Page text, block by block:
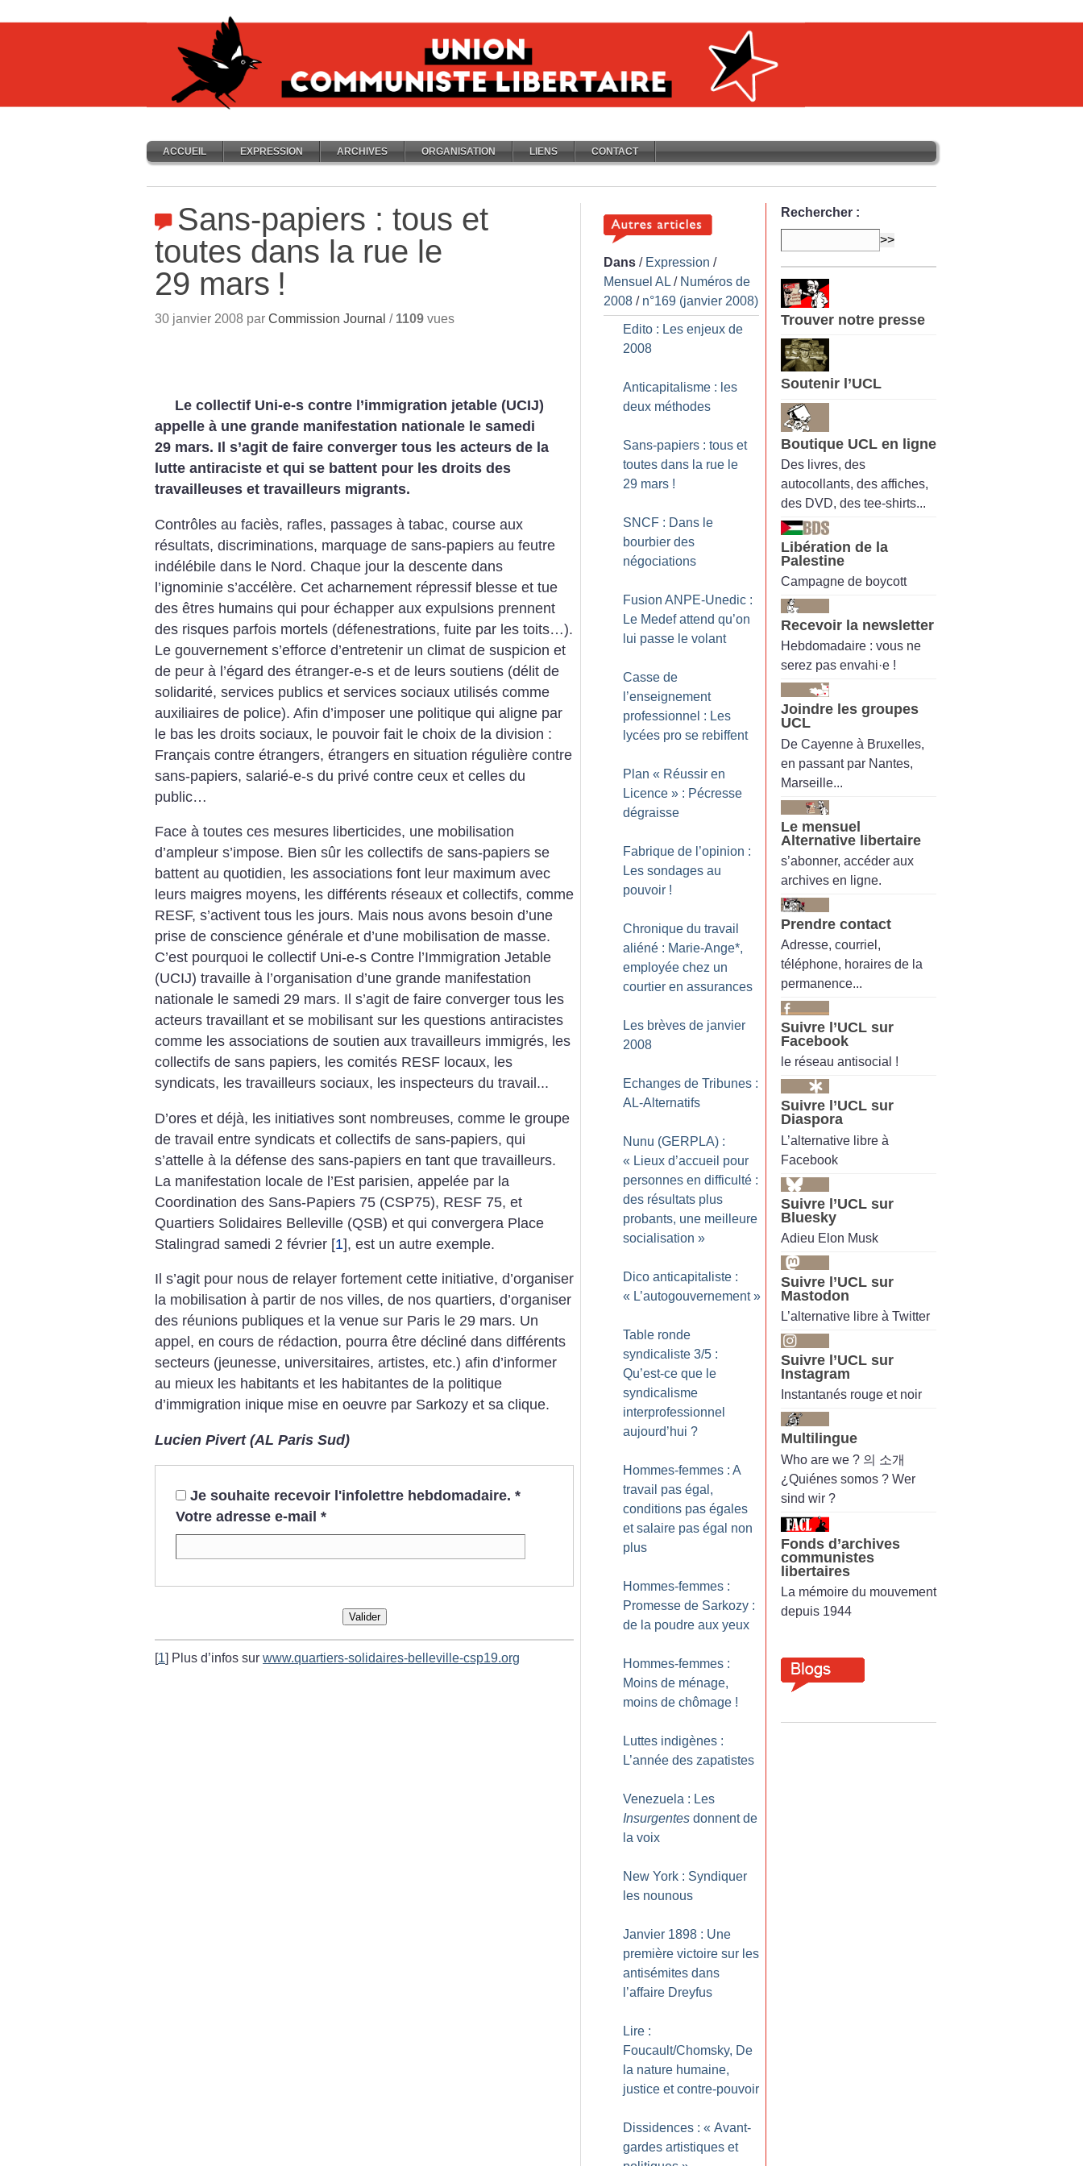
ACCUEIL EXPRESSION ARCHIVES ORGANISATION LIENS CONTACT
Sans-papiers : tous et
toutes dans la rue le
29 mars !
30 janvier 2008 par Commission Journal / 1109 vues
Le collectif Uni-e-s contre l’immigration jetable (UCIJ)
appelle à une grande manifestation nationale le samedi
29 mars. Il s’agit de faire converger tous les acteurs de la
lutte antiraciste et qui se battent pour les droits des
travailleuses et travailleurs migrants.
Contrôles au faciès, rafles, passages à tabac, course aux
résultats, discriminations, marquage de sans-papiers au feutre
indélébile dans le Nord. Chaque jour la descente dans
l’ignominie s’accélère. Cet acharnement répressif blesse et tue
des êtres humains qui pour échapper aux expulsions prennent
des risques parfois mortels (défenestrations, fuite par les toits…).
Le gouvernement s’efforce d’entretenir un climat de suspicion et
de peur à l’égard des étranger-e-s et de leurs soutiens (délit de
solidarité, services publics et services sociaux utilisés comme
auxiliaires de police). Afin d’imposer une politique qui aligne par
le bas les droits sociaux, le pouvoir fait le choix de la division :
Français contre étrangers, étrangers en situation régulière contre
sans-papiers, salarié-e-s du privé contre ceux et celles du
public…
Face à toutes ces mesures liberticides, une mobilisation
d’ampleur s’impose. Bien sûr les collectifs de sans-papiers se
battent au quotidien, les associations font leur maximum avec
leurs maigres moyens, les différents réseaux et collectifs, comme
RESF, s’activent tous les jours. Mais nous avons besoin d’une
prise de conscience générale et d’une mobilisation de masse.
C’est pourquoi le collectif Uni-e-s Contre l’Immigration Jetable
(UCIJ) travaille à l’organisation d’une grande manifestation
nationale le samedi 29 mars. Il s’agit de faire converger tous les
acteurs travaillant et se mobilisant sur les questions antiracistes
comme les associations de soutien aux travailleurs immigrés, les
collectifs de sans papiers, les comités RESF locaux, les
syndicats, les travailleurs sociaux, les inspecteurs du travail...
D’ores et déjà, les initiatives sont nombreuses, comme le groupe
de travail entre syndicats et collectifs de sans-papiers, qui
s’attelle à la défense des sans-papiers en tant que travailleurs.
La manifestation locale de l’Est parisien, appelée par la
Coordination des Sans-Papiers 75 (CSP75), RESF 75, et
Quartiers Solidaires Belleville (QSB) et qui convergera Place
Stalingrad samedi 2 février [1], est un autre exemple.
Il s’agit pour nous de relayer fortement cette initiative, d’organiser
la mobilisation à partir de nos villes, de nos quartiers, d’organiser
des réunions publiques et la venue sur Paris le 29 mars. Un
appel, en cours de rédaction, pourra être décliné dans différents
secteurs (jeunesse, universitaires, artistes, etc.) afin d’informer
au mieux les habitants et les habitantes de la politique
d’immigration inique mise en oeuvre par Sarkozy et sa clique.
Lucien Pivert (AL Paris Sud)
Je souhaite recevoir l'infolettre hebdomadaire. *
Votre adresse e-mail *
Valider
[1] Plus d’infos sur www.quartiers-solidaires-belleville-csp19.org
Dans / Expression /
Mensuel AL / Numéros de
2008 / n°169 (janvier 2008)
Edito : Les enjeux de
2008
Anticapitalisme : les
deux méthodes
Sans-papiers : tous et
toutes dans la rue le
29 mars !
SNCF : Dans le
bourbier des
négociations
Fusion ANPE-Unedic :
Le Medef attend qu’on
lui passe le volant
Casse de
l’enseignement
professionnel : Les
lycées pro se rebiffent
Plan « Réussir en
Licence » : Pécresse
dégraisse
Fabrique de l’opinion :
Les sondages au
pouvoir !
Chronique du travail
aliéné : Marie-Ange*,
employée chez un
courtier en assurances
Les brèves de janvier
2008
Echanges de Tribunes :
AL-Alternatifs
Nunu (GERPLA) :
« Lieux d’accueil pour
personnes en difficulté :
des résultats plus
probants, une meilleure
socialisation »
Dico anticapitaliste :
« L’autogouvernement »
Table ronde
syndicaliste 3/5 :
Qu’est-ce que le
syndicalisme
interprofessionnel
aujourd’hui ?
Hommes-femmes : A
travail pas égal,
conditions pas égales
et salaire pas égal non
plus
Hommes-femmes :
Promesse de Sarkozy :
de la poudre aux yeux
Hommes-femmes :
Moins de ménage,
moins de chômage !
Luttes indigènes :
L’année des zapatistes
Venezuela : Les
Insurgentes donnent de
la voix
New York : Syndiquer
les nounous
Janvier 1898 : Une
première victoire sur les
antisémites dans
l’affaire Dreyfus
Lire :
Foucault/Chomsky, De
la nature humaine,
justice et contre-pouvoir
Dissidences : « Avant-
gardes artistiques et
Rechercher :
Trouver notre presse
Soutenir l’UCL
Boutique UCL en ligne
Des livres, des
autocollants, des affiches,
des DVD, des tee-shirts...
Libération de la
Palestine
Campagne de boycott
Recevoir la newsletter
Hebdomadaire : vous ne
serez pas envahi·e !
Joindre les groupes
UCL
De Cayenne à Bruxelles,
en passant par Nantes,
Marseille...
Le mensuel
Alternative libertaire
s’abonner, accéder aux
archives en ligne.
Prendre contact
Adresse, courriel,
téléphone, horaires de la
permanence...
Suivre l’UCL sur
Facebook
le réseau antisocial !
Suivre l’UCL sur
Diaspora
L’alternative libre à
Facebook
Suivre l’UCL sur
Bluesky
Adieu Elon Musk
Suivre l’UCL sur
Mastodon
L’alternative libre à Twitter
Suivre l’UCL sur
Instagram
Instantanés rouge et noir
Multilingue
Who are we ? 의 소개
¿Quiénes somos ? Wer
sind wir ?
Fonds d’archives
communistes
libertaires
La mémoire du mouvement
depuis 1944